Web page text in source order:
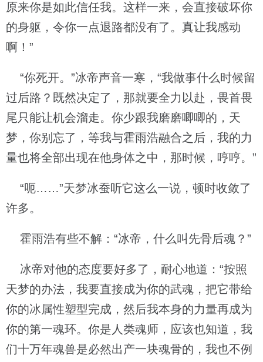
原来你是如此信任我。这样一来，会直接破坏你
的身躯，令你一点退路都没有了。真让我感动
啊！”
“你死开。”冰帝声音一寒，“我做事什么时候留
过后路？既然决定了，那就要全力以赴，畏首畏
尾只能让机会溜走。你少跟我磨磨唧唧的，天
梦，你别忘了，等我与霍雨浩融合之后，我的力
量也将全部出现在他身体之中，那时候，哼哼。”
“呃……”天梦冰蚕听它这么一说，顿时收敛了
许多。
霍雨浩有些不解：“冰帝，什么叫先骨后魂？”
冰帝对他的态度要好多了，耐心地道：“按照
天梦的办法，我要直接成为你的武魂，把它带给
你的冰属性塑型完成，然后我本身的力量再成为
你的第一魂环。你是人类魂师，应该也知道，我
们十万年魂兽是必然出产一块魂骨的，我也不例